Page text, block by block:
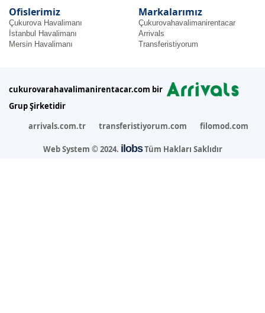
Ofislerimiz
Çukurova Havalimanı
İstanbul Havalimanı
Mersin Havalimanı
Markalarımız
Çukurovahavalimanirentacar
Arrivals
Transferistiyorum
cukurovarahavalimanirentacar.com bir
Grup Şirketidir
arrivals.com.tr
transferistiyorum.com filomod.com
Web System © 2024. ilobsTüm Hakları Saklıdır